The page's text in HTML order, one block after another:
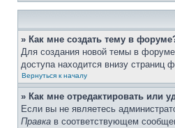
» Как мне создать тему в
Для создания новой темы в
доступа находится внизу
Вернуться к началу
» Как мне отредактировать или
Если вы не являетесь
Правка в соответствующем